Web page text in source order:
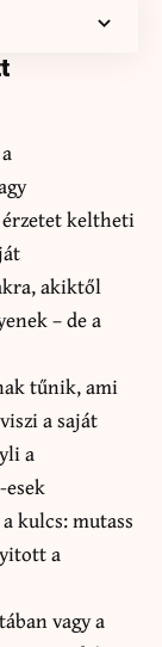
keltheti
akiktől
– de a
tűnik, ami
a saját
a
kulcs: mutass
a
vagy a